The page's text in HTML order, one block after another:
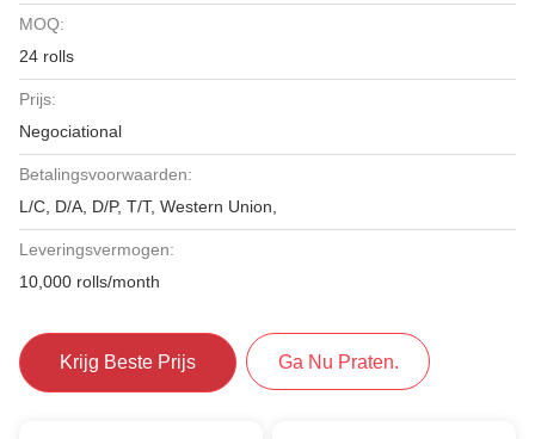
MOQ:
24 rolls
Prijs:
Negociational
Betalingsvoorwaarden:
L/C, D/A, D/P, T/T, Western Union,
Leveringsvermogen:
10,000 rolls/month
Krijg Beste Prijs Ga Nu Praten.